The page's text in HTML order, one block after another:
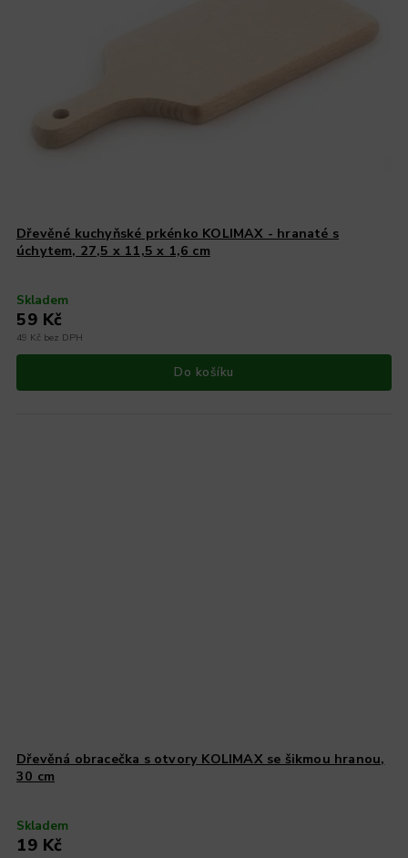
Dřevěné kuchyňské prkénko KOLIMAX - hranaté s
úchytem, 27,5 x 11,5 x 1,6 cm
Skladem
49 Kč bez DPH
59 Kč
Do košíku
Dřevěná obracečka s otvory KOLIMAX se šikmou hranou,
30 cm
Skladem
19 Kč